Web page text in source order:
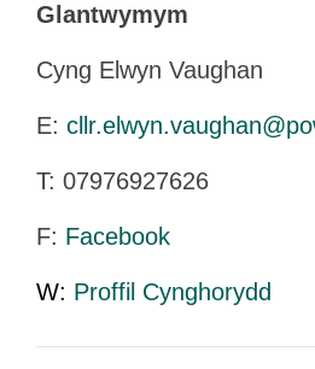
Glantwymym
Cyng Elwyn Vaughan
E:
T: 07976927626
F: Facebook
W: Proffil Cynghorydd